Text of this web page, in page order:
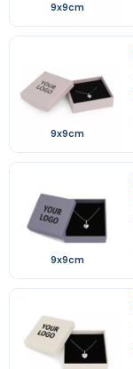
9x9cm
9x9cm
9x9cm